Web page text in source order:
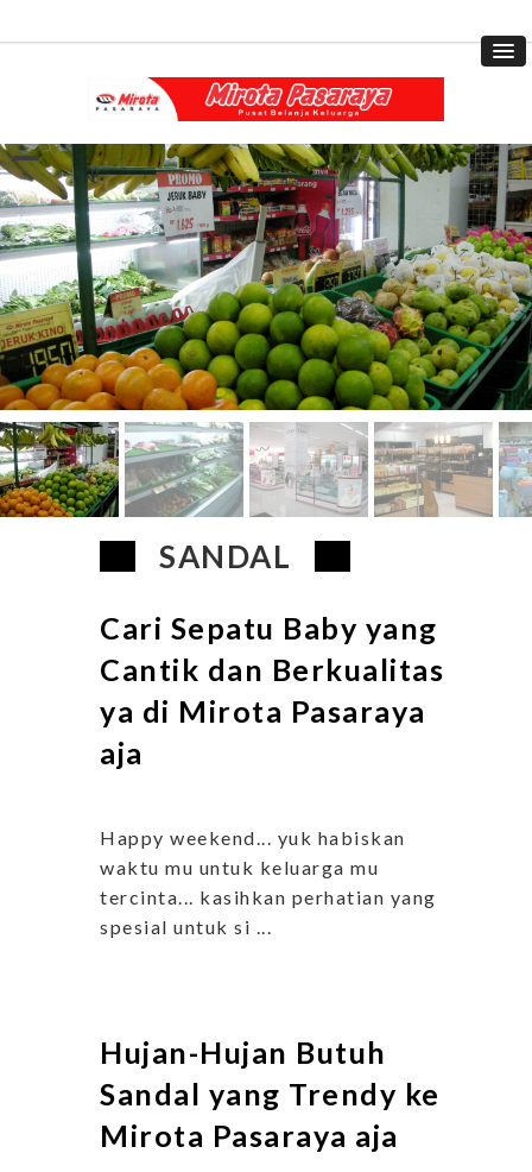
SANDAL
Cari Sepatu Baby yang
Cantik dan Berkualitas
ya di Mirota Pasaraya
aja
Happy weekend... yuk habiskan
waktu mu untuk keluarga mu
tercinta... kasihkan perhatian yang
spesial untuk si ...
Hujan-Hujan Butuh
Sandal yang Trendy ke
Mirota Pasaraya aja